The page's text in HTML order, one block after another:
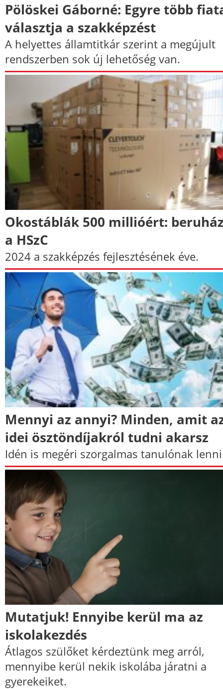
Pölöskei Gáborné: Egyre több
választja a szakképzést
A helyettes államtitkár szerint a megújult
rendszerben sok új lehetőség van.
Okostáblák 500 millióért:
a HSzC
2024 a szakképzés fejlesztésének éve.
Mennyi az annyi? Minden, amit
idei ösztöndíjakról tudni akarsz
Idén is megéri szorgalmas tanulónak
Mutatjuk! Ennyibe kerül ma az
iskolakezdés
Átlagos szülőket kérdeztünk meg arról,
mennyibe kerül nekik iskolába járatni a
gyerekeiket.